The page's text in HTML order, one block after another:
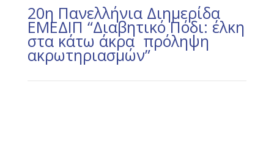
20η Πανελλήνια Διημερίδα
ΕΜΕΔΙΠ “Διαβητικό Πόδι: έλκη
στα κάτω άκρα  πρόληψη
ακρωτηριασμών”